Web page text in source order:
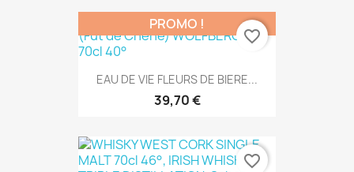
EAU DE VIE FLEURS DE BIERE...
39,70 €
PROMO !
favorite_border
favorite_border